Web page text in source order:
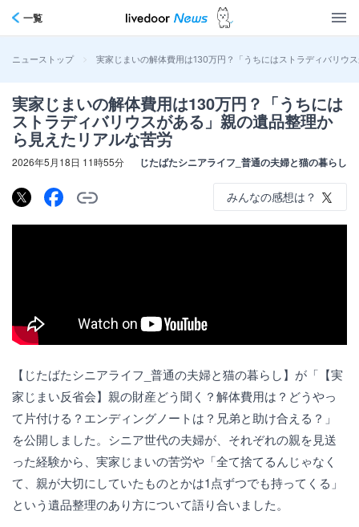
一覧
ニューストップ > 実家じまいの解体費用は130万円？「うちにはストラディバリウ
実家じまいの解体費用は130万円？「うちには
ストラディバリウスがある」親の遺品整理か
ら見えたリアルな苦労
2026年5月18日 11時55分 じたばたシニアライフ_普通の夫婦と猫の暮らし
みんなの感想は？
【じたばたシニアライフ_普通の夫婦と猫の暮らし】が「【実
家じまい反省会】親の財産どう聞く？解体費用は？どうやっ
て片付ける？エンディングノートは？兄弟と助け合える？」
を公開しました。シニア世代の夫婦が、それぞれの親を見送
った経験から、実家じまいの苦労や「全て捨てるんじゃなく
て、親が大切にしていたものとかは1点ずつでも持ってくる」
という遺品整理のあり方について語り合いました。